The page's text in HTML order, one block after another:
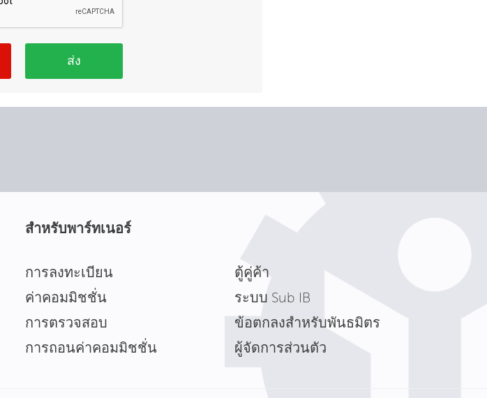
ส่ง
สำหรับพาร์ทเนอร์
การลงทะเบียน
ตู้คู่ค้า
ค่าคอมมิชชั่น
ระบบ Sub IB
การตรวจสอบ
ข้อตกลงสำหรับพันธมิตร
การถอนค่าคอมมิชชั่น
ผู้จัดการส่วนตัว